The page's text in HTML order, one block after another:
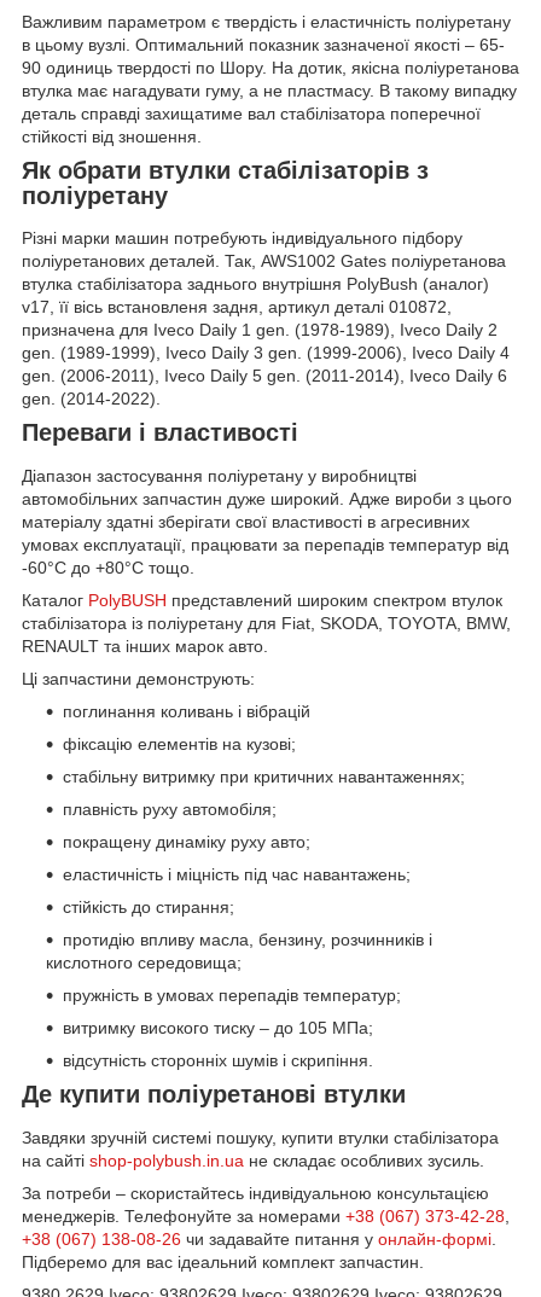
Важливим параметром є твердість і еластичність поліуретану
в цьому вузлі. Оптимальний показник зазначеної якості – 65-
90 одиниць твердості по Шору. На дотик, якісна поліуретанова
втулка має нагадувати гуму, а не пластмасу. В такому випадку
деталь справді захищатиме вал стабілізатора поперечної
стійкості від зношення.
Як обрати втулки стабілізаторів з
поліуретану
Різні марки машин потребують індивідуального підбору
поліуретанових деталей. Так, AWS1002 Gates поліуретанова
втулка стабілізатора заднього внутрішня PolyBush (аналог)
v17, її вісь встановленя задня, артикул деталі 010872,
призначена для Iveco Daily 1 gen. (1978-1989), Iveco Daily 2
gen. (1989-1999), Iveco Daily 3 gen. (1999-2006), Iveco Daily 4
gen. (2006-2011), Iveco Daily 5 gen. (2011-2014), Iveco Daily 6
gen. (2014-2022).
Переваги і властивості
Діапазон застосування поліуретану у виробництві
автомобільних запчастин дуже широкий. Адже вироби з цього
матеріалу здатні зберігати свої властивості в агресивних
умовах експлуатації, працювати за перепадів температур від
-60°С до +80°С тощо.
Каталог PolyBUSH представлений широким спектром втулок
стабілізатора із поліуретану для Fiat, SKODA, TOYOTA, BMW,
RENAULT та інших марок авто.
Ці запчастини демонструють:
поглинання коливань і вібрацій
фіксацію елементів на кузові;
стабільну витримку при критичних навантаженнях;
плавність руху автомобіля;
покращену динаміку руху авто;
еластичність і міцність під час навантажень;
стійкість до стирання;
протидію впливу масла, бензину, розчинників і
кислотного середовища;
пружність в умовах перепадів температур;
витримку високого тиску – до 105 МПа;
відсутність сторонніх шумів і скрипіння.
Де купити поліуретанові втулки
Завдяки зручній системі пошуку, купити втулки стабілізатора
на сайті shop-polybush.in.ua не складає особливих зусиль.
За потреби – скористайтесь індивідуальною консультацією
менеджерів. Телефонуйте за номерами +38 (067) 373-42-28
+38 (067) 138-08-26 чи задавайте питання у онлайн-формі
Підберемо для вас ідеальний комплект запчастин.